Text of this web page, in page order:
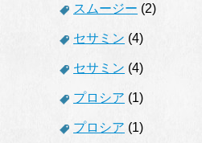
スムージー (2)
セサミン (4)
セサミン (4)
プロシア (1)
プロシア (1)